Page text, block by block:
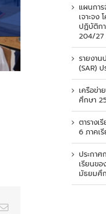
Email
แผนการ
เจาะจง
ปฏิบัติกา
204/27
รายงาน
(SAR)
เครือข่
ศึกษา
ตารางเ
6 ภาคเ
ประกาศ
เรียนขอ
มัธยมศึ